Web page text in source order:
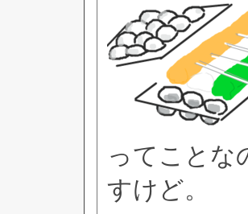
ってことな
すけど。